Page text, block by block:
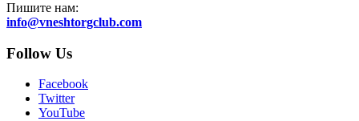
Пишите нам:
info@vneshtorgclub.com
Follow Us
Facebook
Twitter
YouTube